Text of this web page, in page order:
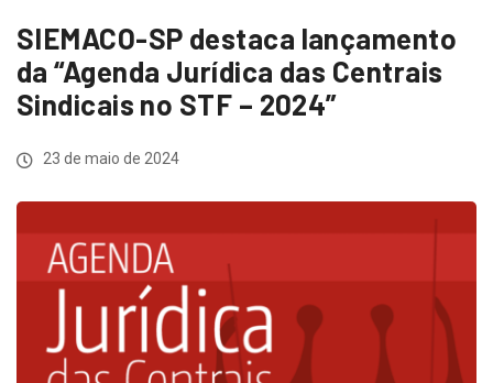
SIEMACO-SP destaca lançamento
da “Agenda Jurídica das Centrais
Sindicais no STF – 2024”
23 de maio de 2024